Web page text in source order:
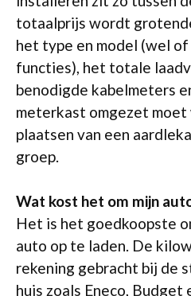
totaalprijs wordt
het type en model (wel of
functies), het totale
benodigde kabelmeters
meterkast omgezet
plaatsen van een
groep.
Wat kost het om mijn
Het is het goedkoopste
auto op te laden. De
rekening gebracht bij de
huis zoals Eneco, Budget